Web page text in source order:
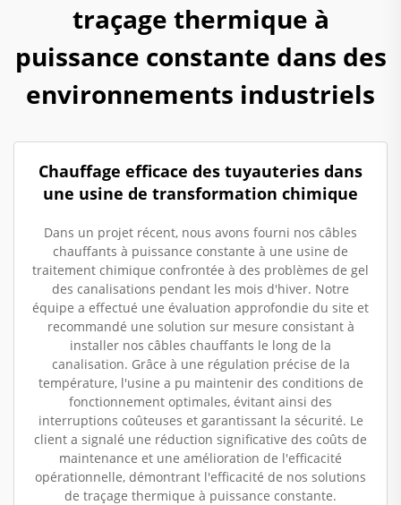
traçage thermique à
puissance constante dans des
environnements industriels
Chauffage efficace des tuyauteries dans
une usine de transformation chimique
Dans un projet récent, nous avons fourni nos câbles
chauffants à puissance constante à une usine de
traitement chimique confrontée à des problèmes de gel
des canalisations pendant les mois d'hiver. Notre
équipe a effectué une évaluation approfondie du site et
recommandé une solution sur mesure consistant à
installer nos câbles chauffants le long de la
canalisation. Grâce à une régulation précise de la
température, l'usine a pu maintenir des conditions de
fonctionnement optimales, évitant ainsi des
interruptions coûteuses et garantissant la sécurité. Le
client a signalé une réduction significative des coûts de
maintenance et une amélioration de l'efficacité
opérationnelle, démontrant l'efficacité de nos solutions
de traçage thermique à puissance constante.